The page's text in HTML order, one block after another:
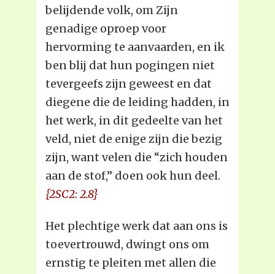
belijdende volk, om Zijn
genadige oproep voor
hervorming te aanvaarden, en ik
ben blij dat hun pogingen niet
tevergeefs zijn geweest en dat
diegene die de leiding hadden, in
het werk, in dit gedeelte van het
veld, niet de enige zijn die bezig
zijn, want velen die “zich houden
aan de stof,” doen ook hun deel.
{2SC2: 2.8}
Het plechtige werk dat aan ons is
toevertrouwd, dwingt ons om
ernstig te pleiten met allen die